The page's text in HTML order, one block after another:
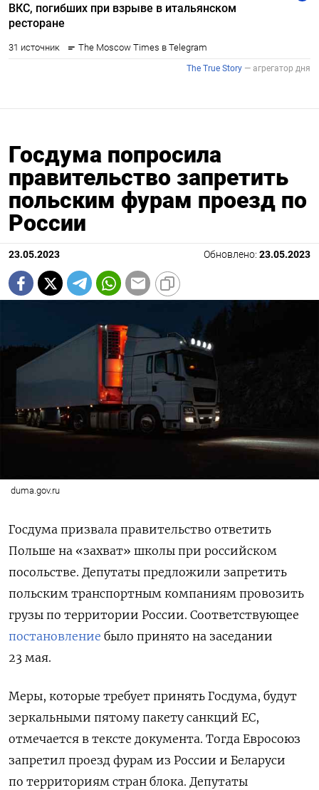
Госдума попросила
правительство запретить
польским фурам проезд по
России
23.05.2023 Обновлено: 23.05.2023
duma.gov.ru
Госдума призвала правительство ответить
Польше на «захват» школы при российском
посольстве. Депутаты предложили запретить
польским транспортным компаниям провозить
грузы по территории России. Соответствующее
постановление было принято на заседании
23 мая.
Меры, которые требует принять Госдума, будут
зеркальными пятому пакету санкций ЕС,
отмечается в тексте документа. Тогда Евросоюз
запретил проезд фурам из России и Беларуси
по территориям стран блока. Депутаты